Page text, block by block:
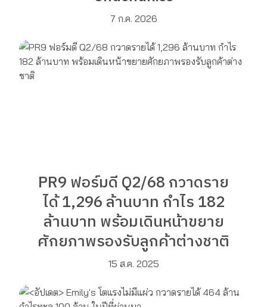
7 ก.ค. 2026
PR9 ฟอร์มดี Q2/68 กวาดราย
ได้ 1,296 ล้านบาท กำไร 182
ล้านบาท พร้อมเดินหน้าขยาย
ศักยภาพรองรับลูกค้าต่างชาติ
15 ส.ค. 2025